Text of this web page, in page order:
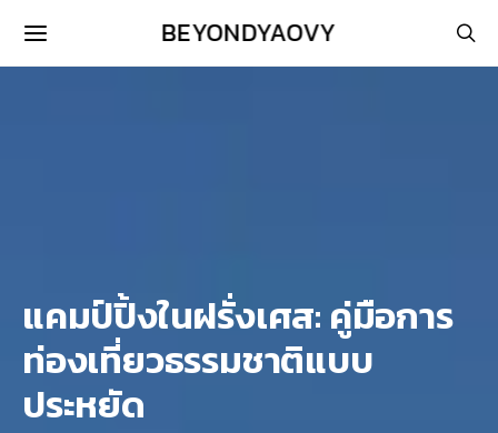
BEYONDYAOVY
แคมป์ปิ้งในฝรั่งเศส: คู่มือการ
ท่องเที่ยวธรรมชาติแบบ
ประหยัด